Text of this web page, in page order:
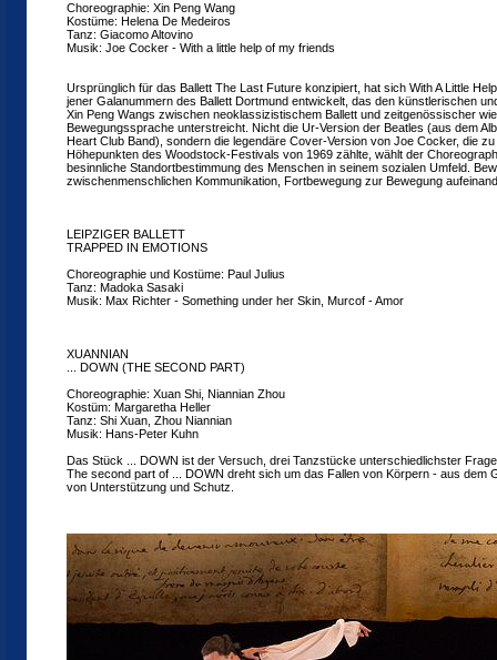
Choreographie: Xin Peng Wang
Kostüme: Helena De Medeiros
Tanz: Giacomo Altovino
Musik: Joe Cocker - With a little help of my friends
Ursprünglich für das Ballett The Last Future konzipiert, hat sich With A Little
jener Galanummern des Ballett Dortmund entwickelt, das den künstlerischen
Xin Peng Wangs zwischen neoklassizistischem Ballett und zeitgenössischer
Bewegungssprache unterstreicht. Nicht die Ur-Version der Beatles (aus dem
Heart Club Band), sondern die legendäre Cover-Version von Joe Cocker, die
Höhepunkten des Woodstock-Festivals von 1969 zählte, wählt der
besinnliche Standortbestimmung des Menschen in seinem sozialen Umfeld.
zwischenmenschlichen Kommunikation, Fortbewegung zur Bewegung
LEIPZIGER BALLETT
TRAPPED IN EMOTIONS
Choreographie und Kostüme: Paul Julius
Tanz: Madoka Sasaki
Musik: Max Richter - Something under her Skin, Murcof - Amor
XUANNIAN
... DOWN (THE SECOND PART)
Choreographie: Xuan Shi, Niannian Zhou
Kostüm: Margaretha Heller
Tanz: Shi Xuan, Zhou Niannian
Musik: Hans-Peter Kuhn
Das Stück ... DOWN ist der Versuch, drei Tanzstücke unterschiedlichster
The second part of ... DOWN dreht sich um das Fallen von Körpern - aus dem
von Unterstützung und Schutz.